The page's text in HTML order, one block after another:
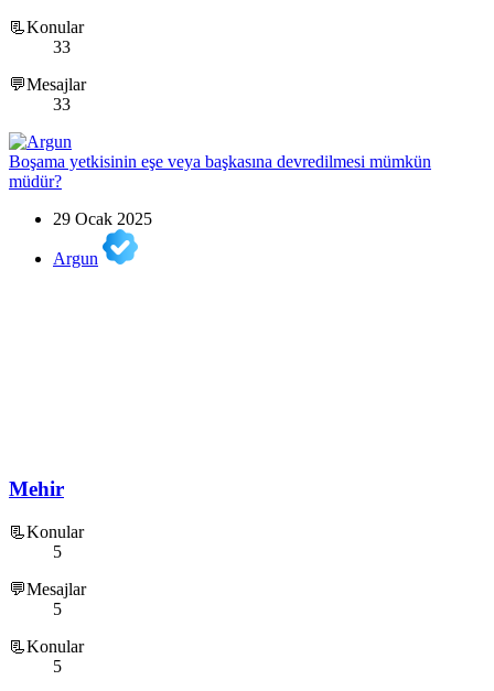
📃Konular
33
💬Mesajlar
33
Boşama yetkisinin eşe veya başkasına devredilmesi mümkün
müdür?
29 Ocak 2025
Argun
Mehir
📃Konular
5
💬Mesajlar
5
📃Konular
5